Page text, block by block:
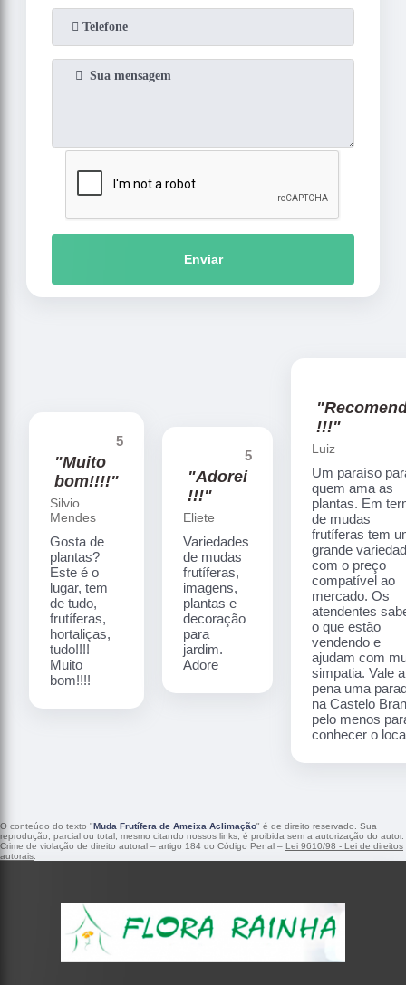
Enviar
5
"Muito
bom!!!!"
Silvio
Mendes
Gosta de
plantas?
Este é o
lugar, tem
de tudo,
frutíferas,
hortaliças,
tudo!!!!
Muito
bom!!!!
5
"Adorei
!!!"
Eliete
Variedades
de mudas
frutíferas,
imagens,
plantas e
decoração
para
jardim.
Adore
!!!"
Luiz
Um paraíso
quem ama as
plantas. Em
de mudas
frutíferas tem
grande
com o preço
compatível ao
mercado. Os
atendentes
o que estão
vendendo e
ajudam com
simpatia. Vale a
pena uma
na Castelo
pelo menos
conhecer o
O conteúdo do texto "Muda Frutífera de Ameixa Aclimação" é de direito reservado. Sua
reprodução, parcial ou total, mesmo citando nossos links, é proibida sem a autorização do autor.
Crime de violação de direito autoral – artigo 184 do Código Penal – Lei 9610/98 - Lei de direitos
autorais